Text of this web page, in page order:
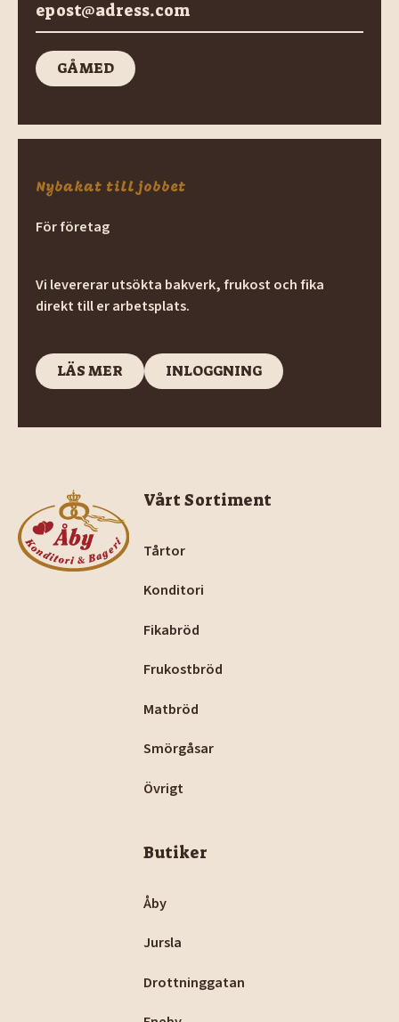
GÅ med
GÅ MED
Nybakat till jobbet
För företag
Vi levererar utsökta bakverk, frukost och fika
direkt till er arbetsplats.
LÄS MER
LÄS MER
INLOGGNING
INLOGGNING
Vårt Sortiment
Tårtor
Konditori
Fikabröd
Frukostbröd
Matbröd
Smörgåsar
Övrigt
Butiker
Åby
Jursla
Drottninggatan